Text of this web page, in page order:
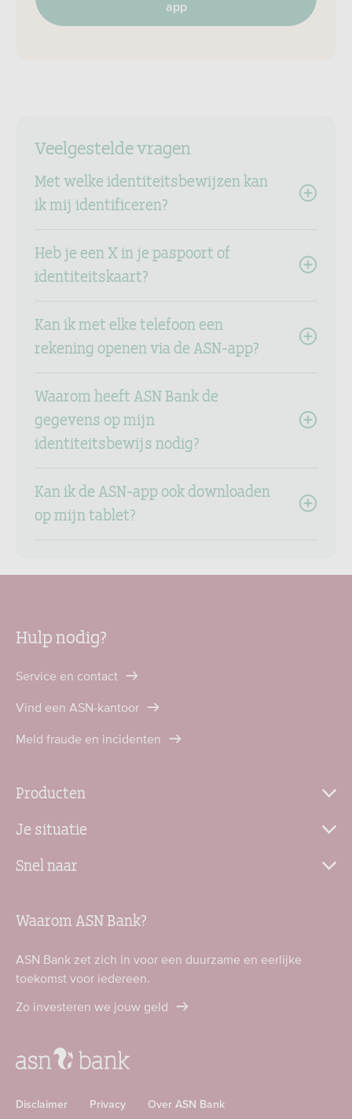
app
Veelgestelde vragen
Met welke identiteitsbewijzen kan
ik mij identificeren?
Heb je een X in je paspoort of
identiteitskaart?
Kan ik met elke telefoon een
rekening openen via de ASN-app?
Waarom heeft ASN Bank de
gegevens op mijn
identiteitsbewijs nodig?
Kan ik de ASN-app ook downloaden
op mijn tablet?
Hulp nodig?
Service en contact
Vind een ASN-kantoor
Meld fraude en incidenten
Producten
Je situatie
Snel naar
Waarom ASN Bank?
ASN Bank zet zich in voor een duurzame en eerlijke
toekomst voor iedereen.
Zo investeren we jouw geld
Disclaimer Privacy Over ASN Bank